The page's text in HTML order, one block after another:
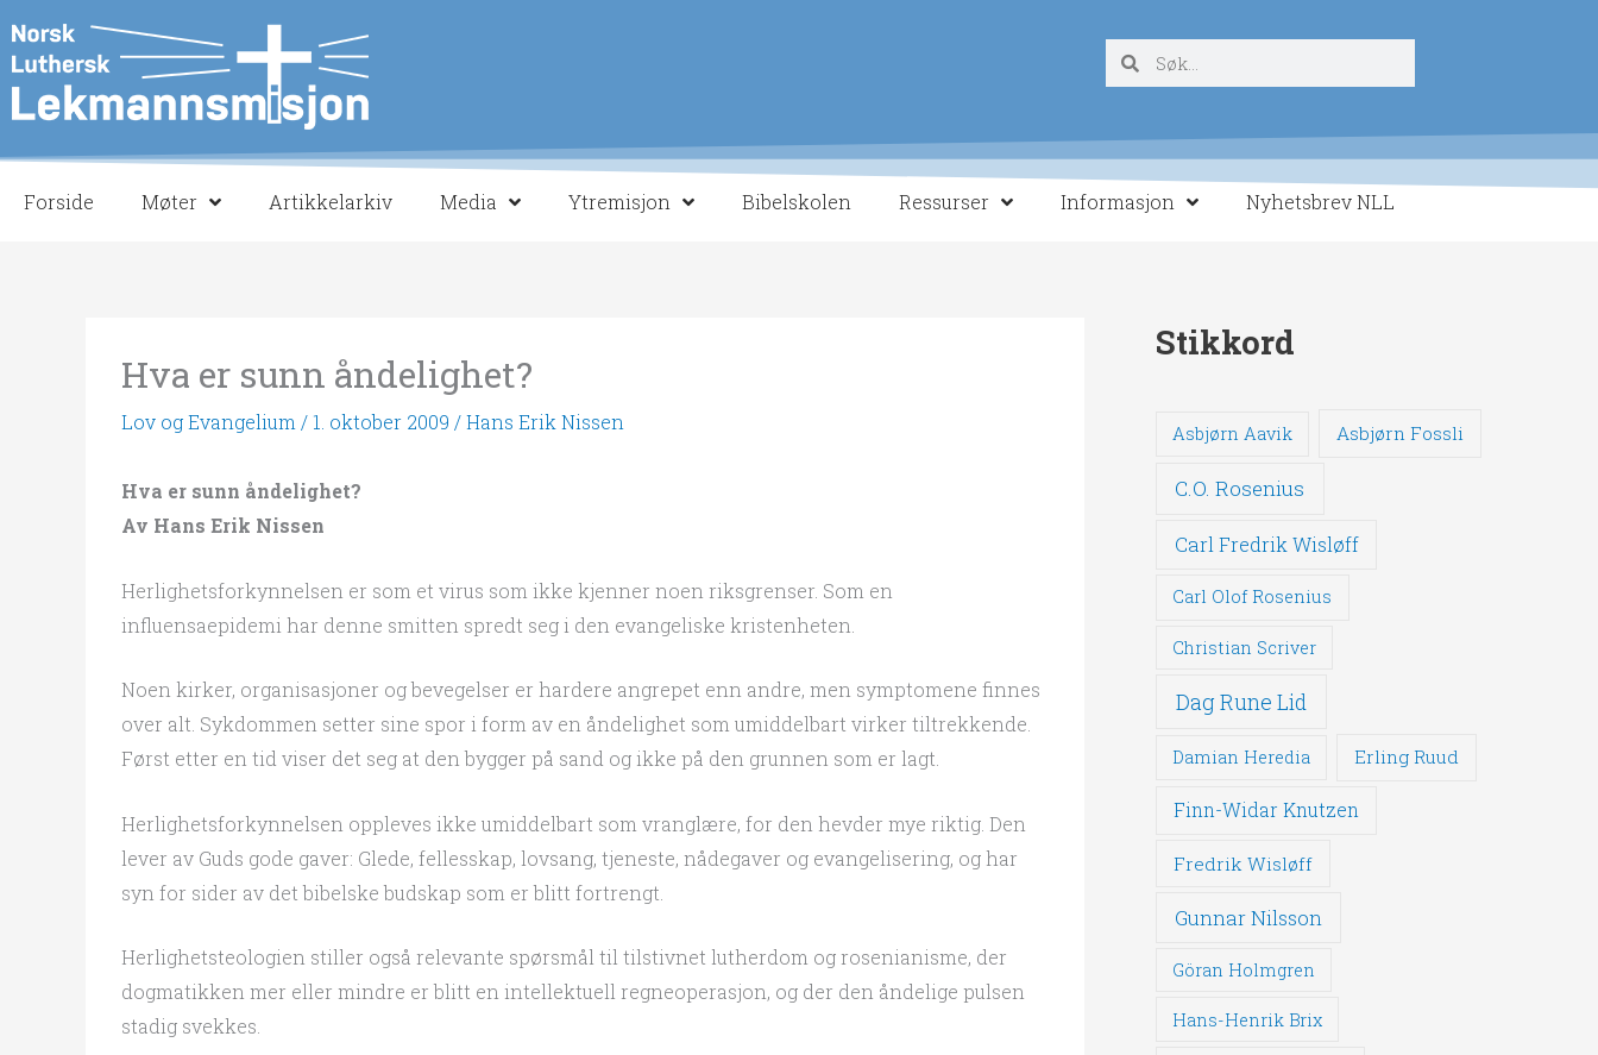
rett
til
innholdet
SøkSøk
Forside Møter Artikkelarkiv Media Ytremisjon Bibelskolen Ressurser Informasjon Nyhetsbrev NLL
Hva er sunn åndelighet?
Lov og Evangelium / 1. oktober 2009 /Hans Erik Nissen
Hva er sunn åndelighet?
Av Hans Erik Nissen
Herlighetsforkynnelsen er som et virus som ikke kjenner noen riksgrenser. Som en
influensaepidemi har denne smitten spredt seg i den evangeliske kristenheten.
Noen kirker, organisasjoner og bevegelser er hardere angrepet enn andre, men symptomene finnes
over alt. Sykdommen setter sine spor i form av en åndelighet som umiddelbart virker tiltrekkende.
Først etter en tid viser det seg at den bygger på sand og ikke på den grunnen som er lagt.
Herlighetsforkynnelsen oppleves ikke umiddelbart som vranglære, for den hevder mye riktig. Den
lever av Guds gode gaver: Glede, fellesskap, lovsang, tjeneste, nådegaver og evangelisering, og har
syn for sider av det bibelske budskap som er blitt fortrengt.
Herlighetsteologien stiller også relevante spørsmål til tilstivnet lutherdom og rosenianisme, der
dogmatikken mer eller mindre er blitt en intellektuell regneoperasjon, og der den åndelige pulsen
stadig svekkes.
Stikkord
Asbjørn Aavik Asbjørn Fossli
C.O. Rosenius
Carl Fredrik Wisløff
Carl Olof Rosenius
Christian Scriver
Dag Rune Lid
Damian Heredia Erling Ruud
Finn-Widar Knutzen
Fredrik Wisløff
Gunnar Nilsson
Göran Holmgren
Hans-Henrik Brix